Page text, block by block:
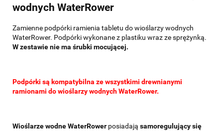
wodnych WaterRower
Zamienne podpórki ramienia tabletu do wioślarzy wodnych
WaterRower. Podpórki wykonane z plastiku wraz ze sprężynką.
W zestawie nie ma śrubki mocującej.
Podpórki są kompatybilna ze wszystkimi drewnianymi
ramionami do wioślarzy wodnych WaterRower.
Wioślarze wodne WaterRower posiadają samoregulujący się